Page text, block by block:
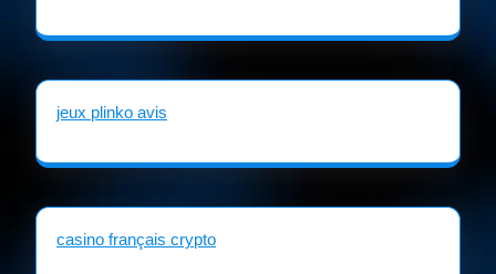
jeux plinko avis
casino français crypto